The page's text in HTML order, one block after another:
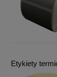
Etykiety